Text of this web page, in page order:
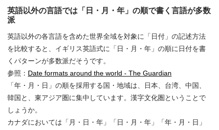
英語以外の言語では「日・月・年」の順で書く言語が多数
派
英語以外の各言語を含めた世界全域を対象に「日付」の記述方法
を比較すると、イギリス英語式に「日・月・年」の順に日付を書
くパターンが多数派だそうです。
参照： Date formats around the world - The Guardian
「年・月・日」の順を採用する国・地域は、日本、台湾、中国、
韓国と、東アジア圏に集中しています。漢字文化圏ということで
しょうか。
カナダにおいては「月・日・年」「日・月・年」「年・月・日」